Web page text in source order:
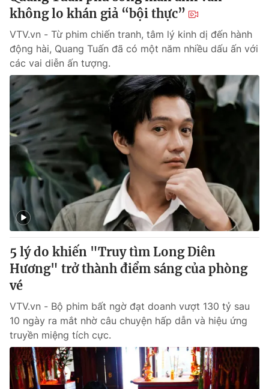
không lo khán giả “bội thực”
VTV.vn - Từ phim chiến tranh, tâm lý kinh dị đến hành
động hài, Quang Tuấn đã có một năm nhiều dấu ấn với
các vai diễn ấn tượng.
5 lý do khiến "Truy tìm Long Diên
Hương" trở thành điểm sáng của phòng
vé
VTV.vn - Bộ phim bất ngờ đạt doanh vượt 130 tỷ sau
10 ngày ra mắt nhờ câu chuyện hấp dẫn và hiệu ứng
truyền miệng tích cực.